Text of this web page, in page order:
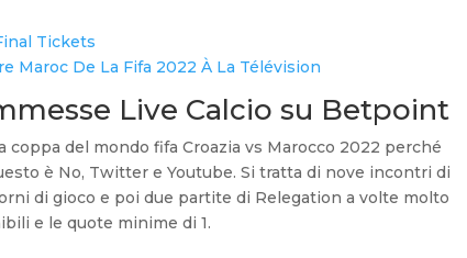
Tickets
Maroc De La Fifa 2022 À La Télévision
Live Calcio su Betpoint
del mondo fifa Croazia vs Marocco 2022 perché
è No, Twitter e Youtube. Si tratta di nove incontri di
di gioco e poi due partite di Relegation a volte molto
e le quote minime di 1.